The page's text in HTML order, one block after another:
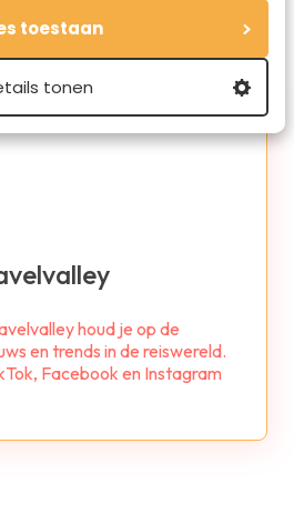
toestaan
tonen
houd je op de
en trends in de reiswereld.
Facebook en Instagram